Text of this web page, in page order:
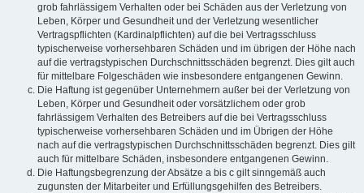
grob fahrlässigem Verhalten oder bei Schäden aus der Verletzung von
Leben, Körper und Gesundheit und der Verletzung wesentlicher
Vertragspflichten (Kardinalpflichten) auf die bei Vertragsschluss
typischerweise vorhersehbaren Schäden und im übrigen der Höhe nach
auf die vertragstypischen Durchschnittsschäden begrenzt. Dies gilt auch
für mittelbare Folgeschäden wie insbesondere entgangenen Gewinn.
Die Haftung ist gegenüber Unternehmern außer bei der Verletzung von
Leben, Körper und Gesundheit oder vorsätzlichem oder grob
fahrlässigem Verhalten des Betreibers auf die bei Vertragsschluss
typischerweise vorhersehbaren Schäden und im Übrigen der Höhe
nach auf die vertragstypischen Durchschnittsschäden begrenzt. Dies gilt
auch für mittelbare Schäden, insbesondere entgangenen Gewinn.
Die Haftungsbegrenzung der Absätze a bis c gilt sinngemäß auch
zugunsten der Mitarbeiter und Erfüllungsgehilfen des Betreibers.